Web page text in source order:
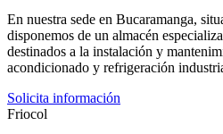
En nuestra sede en Bucaramanga,
disponemos de un almacén
destinados a la instalación y
acondicionado y refrigeración
Solicita información
Friocol